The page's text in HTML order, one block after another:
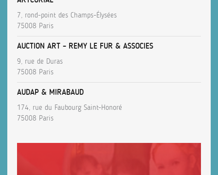
7, rond-point des Champs-Élysées
75008 Paris
AUCTION ART – REMY LE FUR & ASSOCIES
9, rue de Duras
75008 Paris
AUDAP & MIRABAUD
174, rue du Faubourg Saint-Honoré
75008 Paris